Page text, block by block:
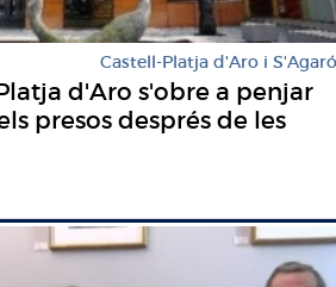
Castell-Platja d'Aro i S'Agaró
d'Aro s'obre a penjar
presos després de les